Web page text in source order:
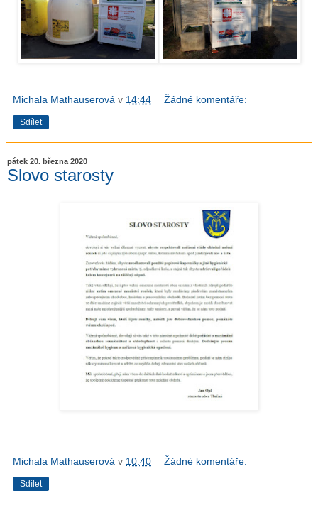
Michala Mathauserová v 14:44 Žádné komentáře:
Sdílet
pátek 20. března 2020
Slovo starosty
Michala Mathauserová v 10:40 Žádné komentáře:
Sdílet